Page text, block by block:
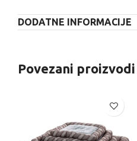
DODATNE INFORMACIJE
Povezani proizvodi